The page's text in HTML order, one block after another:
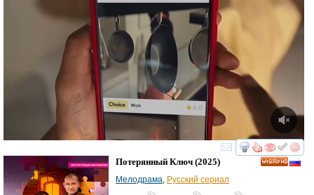
смотреть
Потерянный Ключ (2025)
Мелодрама, Русский сериал